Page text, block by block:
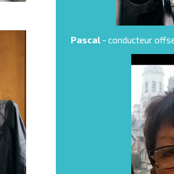
Pascal - conducteur